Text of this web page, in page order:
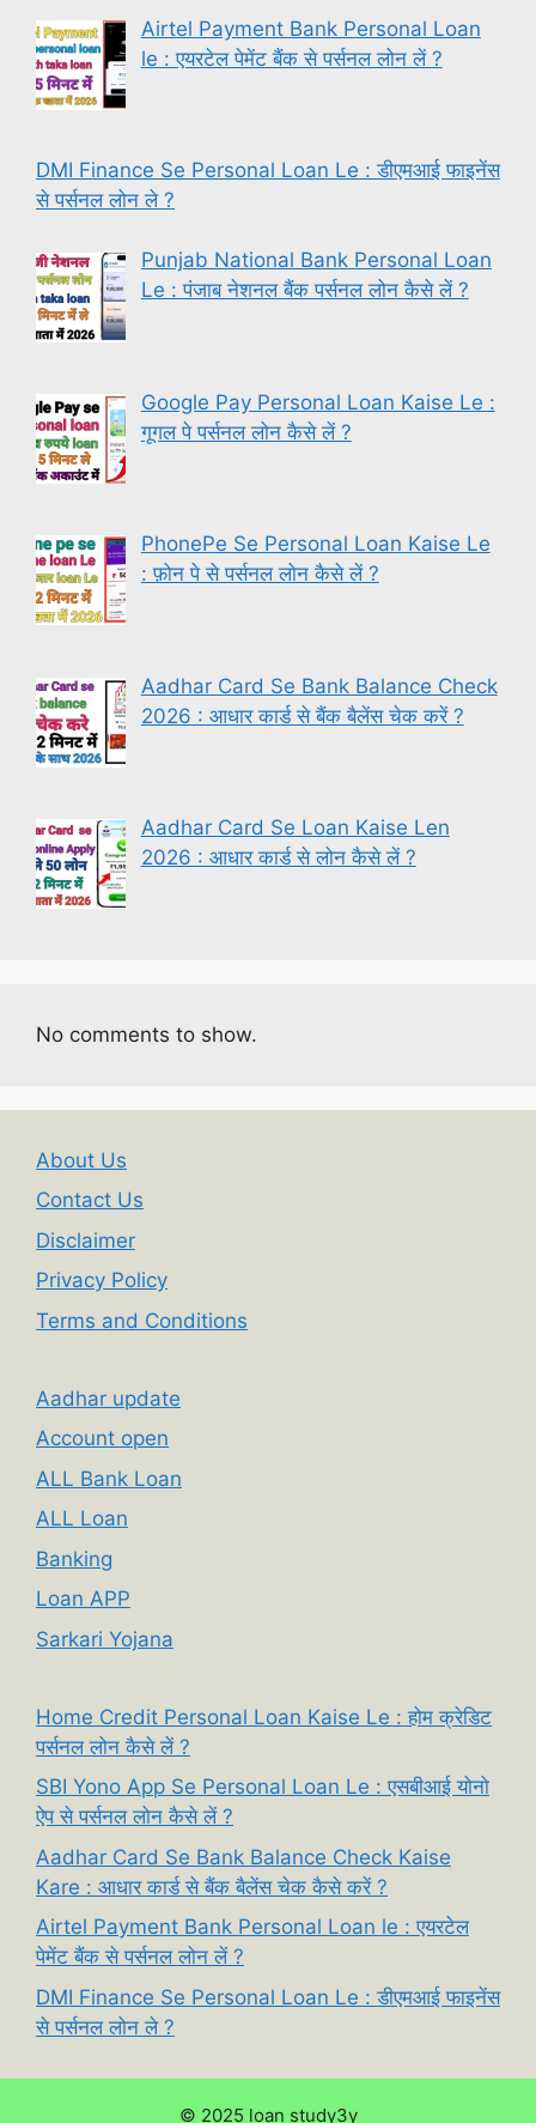
Airtel Payment Bank Personal Loan
le : एयरटेल पेमेंट बैंक से पर्सनल लोन लें ?
DMI Finance Se Personal Loan Le : डीएमआई फाइनेंस
से पर्सनल लोन ले ?
Punjab National Bank Personal Loan
Le : पंजाब नेशनल बैंक पर्सनल लोन कैसे लें ?
Google Pay Personal Loan Kaise Le :
गूगल पे पर्सनल लोन कैसे लें ?
PhonePe Se Personal Loan Kaise Le
: फ़ोन पे से पर्सनल लोन कैसे लें ?
Aadhar Card Se Bank Balance Check
2026 : आधार कार्ड से बैंक बैलेंस चेक करें ?
Aadhar Card Se Loan Kaise Len
2026 : आधार कार्ड से लोन कैसे लें ?
No comments to show.
About Us
Contact Us
Disclaimer
Privacy Policy
Terms and Conditions
Aadhar update
Account open
ALL Bank Loan
ALL Loan
Banking
Loan APP
Sarkari Yojana
Home Credit Personal Loan Kaise Le : होम क्रेडिट
पर्सनल लोन कैसे लें ?
SBI Yono App Se Personal Loan Le : एसबीआई योनो
ऐप से पर्सनल लोन कैसे लें ?
Aadhar Card Se Bank Balance Check Kaise
Kare : आधार कार्ड से बैंक बैलेंस चेक कैसे करें ?
Airtel Payment Bank Personal Loan le : एयरटेल
पेमेंट बैंक से पर्सनल लोन लें ?
DMI Finance Se Personal Loan Le : डीएमआई फाइनेंस
से पर्सनल लोन ले ?
© 2025 loan study3y